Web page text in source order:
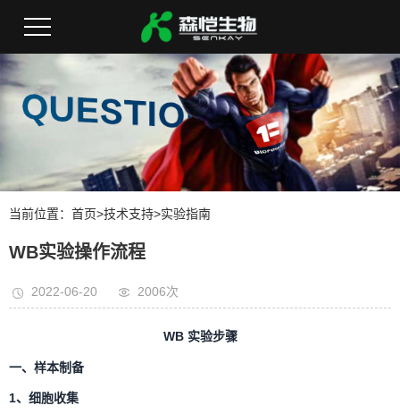
当前位置： 首页>技术支持>实验指南
WB实验操作流程
2022-06-20 2006次
WB 实验步骤
一、样本制备
1、细胞收集